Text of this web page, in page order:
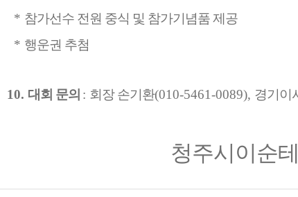
* 참가선수 전원 중식 및 참가기념품 제공
* 행운권 추첨
10. 대회 문의 : 회장 손기환(010-5461-0089), 경기이
청주시이순